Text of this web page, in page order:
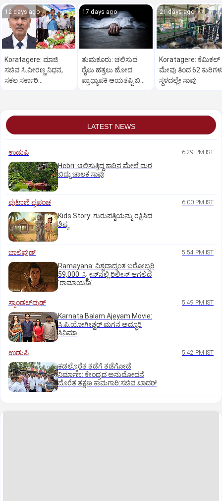
12 days ago
Koratagere: ಮಾಜಿ
ಸಚಿವ ಸಿ.ವೀರಣ್ಣ ನಿಧನ,
ಸಕಲ ಸರ್ಕಾರಿ
17 days ago
ತುಮಕೂರು: ಚಲಿಸುವ
ರೈಲು ಹತ್ತಲು ಹೋದ
ಪ್ರಾಧ್ಯಾಪಕಿ ಆಯತಪ್ಪಿ ಬಿದ್ದು
21 days ago
Koratagere: ಕೆಮಿಕಲ್
ಮೇವು ತಿಂದ 62
ಸ್ಥಳದಲ್ಲೇ ಸಾವು
LATEST NEWS
ಉಡುಪಿ 6:29 PM IST
Hebri: ಚಲಿಸುತ್ತಿದ್ದ ಕಾರಿನ ಮೇಲೆ ಮರ
ಬಿದ್ದು ಚಾಲಕ ಸಾವು
ಪುಟಾಣಿ ಪ್ರಪಂಚ 6:00 PM IST
Kids Story: ಗುರುಪತ್ನಿಯನ್ನು ರಕ್ಷಿಸಿದ
ಶಿಷ್ಯ
ಬಾಲಿವುಡ್‌ 5:54 PM IST
Ramayana: ವಿಶ್ವದಾದ್ಯಂತ ಬರೋಬ್ಬರಿ
59,000 ಸ್ಕ್ರೀನ್‌ನಲ್ಲಿ ರಿಲೀಸ್‌ ಆಗಲಿದೆ
'ರಾಮಾಯಣ'
ಸ್ಯಾಂಡಲ್‌ವುಡ್‌ 5:49 PM IST
Karnata Balam Ajeyam Movie:
ಸಿ.ಪಿ.ಯೋಗೀಶ್ವರ್‌ ಮಗನ ಅದ್ಧೂರಿ
ಸಿನಿಮಾ
ಉಡುಪಿ 5:42 PM IST
ಕಡಲ್ಕೊರೆತ ತಡೆಗೆ ತಡೆಗೋಡೆ
ನಿರ್ಮಾಣ: ಕೇಂದ್ರದ ಅನುಮೋದನೆ
ದೊರೆತ ತಕ್ಷಣ ಕಾಮಗಾರಿ:ಸಚಿವ ಖಾದರ್